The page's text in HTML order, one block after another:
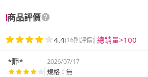
商品評價
4.4(16則評價) 總銷量>100
*靜* 2026/07/17
規格：無